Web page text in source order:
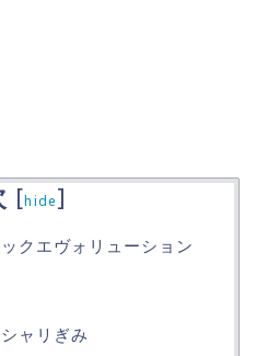
[hide]
クエヴォリューション
ャリぎみ